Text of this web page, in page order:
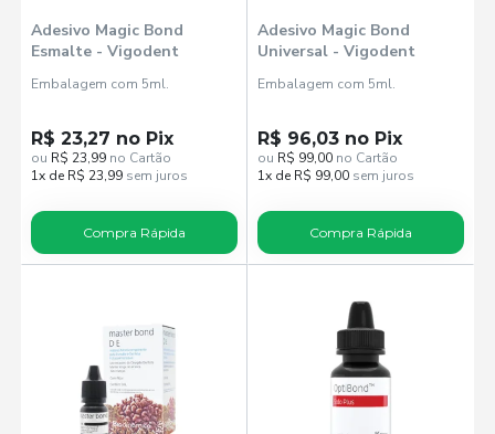
Adesivo Magic Bond
Esmalte - Vigodent
Embalagem com 5ml.
R$ 23,27 no Pix
ou R$ 23,99 no Cartão
1x de R$ 23,99 sem juros
Compra Rápida
Adesivo Magic Bond
Universal - Vigodent
Embalagem com 5ml.
R$ 96,03 no Pix
ou R$ 99,00 no Cartão
1x de R$ 99,00 sem juros
Compra Rápida